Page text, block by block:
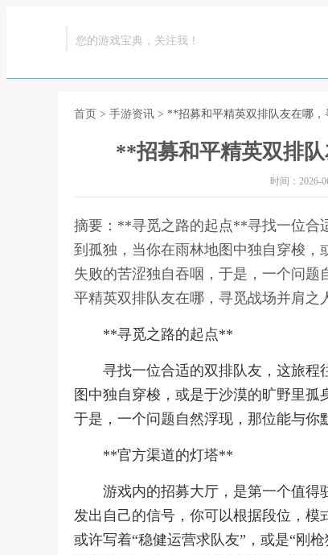
您的游戏宝典，关注我！
首页 > 手游资讯 > **招募和平精英双排队友在哪
**招募和平精英双排
时间：2026-
摘要：**寻觅之路的起点**寻找一位合
到孤独，当你在雨林地图中独自穿梭，
失败的苦涩独自吞咽，于是，一个问
平精英双排队友在哪，寻觅战场并肩之
**寻觅之路的起点**
寻找一位合适的双排队友，这旅程
图中独自穿梭，或是于沙漠的旷野里孤
于是，一个问题自然浮现，那位能与你
**官方渠道的灯塔**
游戏内的招募大厅，是第一个值得
发出自己的信号，你可以根据段位，模
或许写着“稳健运营求队友”，或是“刚